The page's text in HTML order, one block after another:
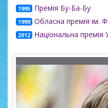
1995 Премія Бу-Ба-Бу
1999 Обласна премія ім.
2012 Національна премія